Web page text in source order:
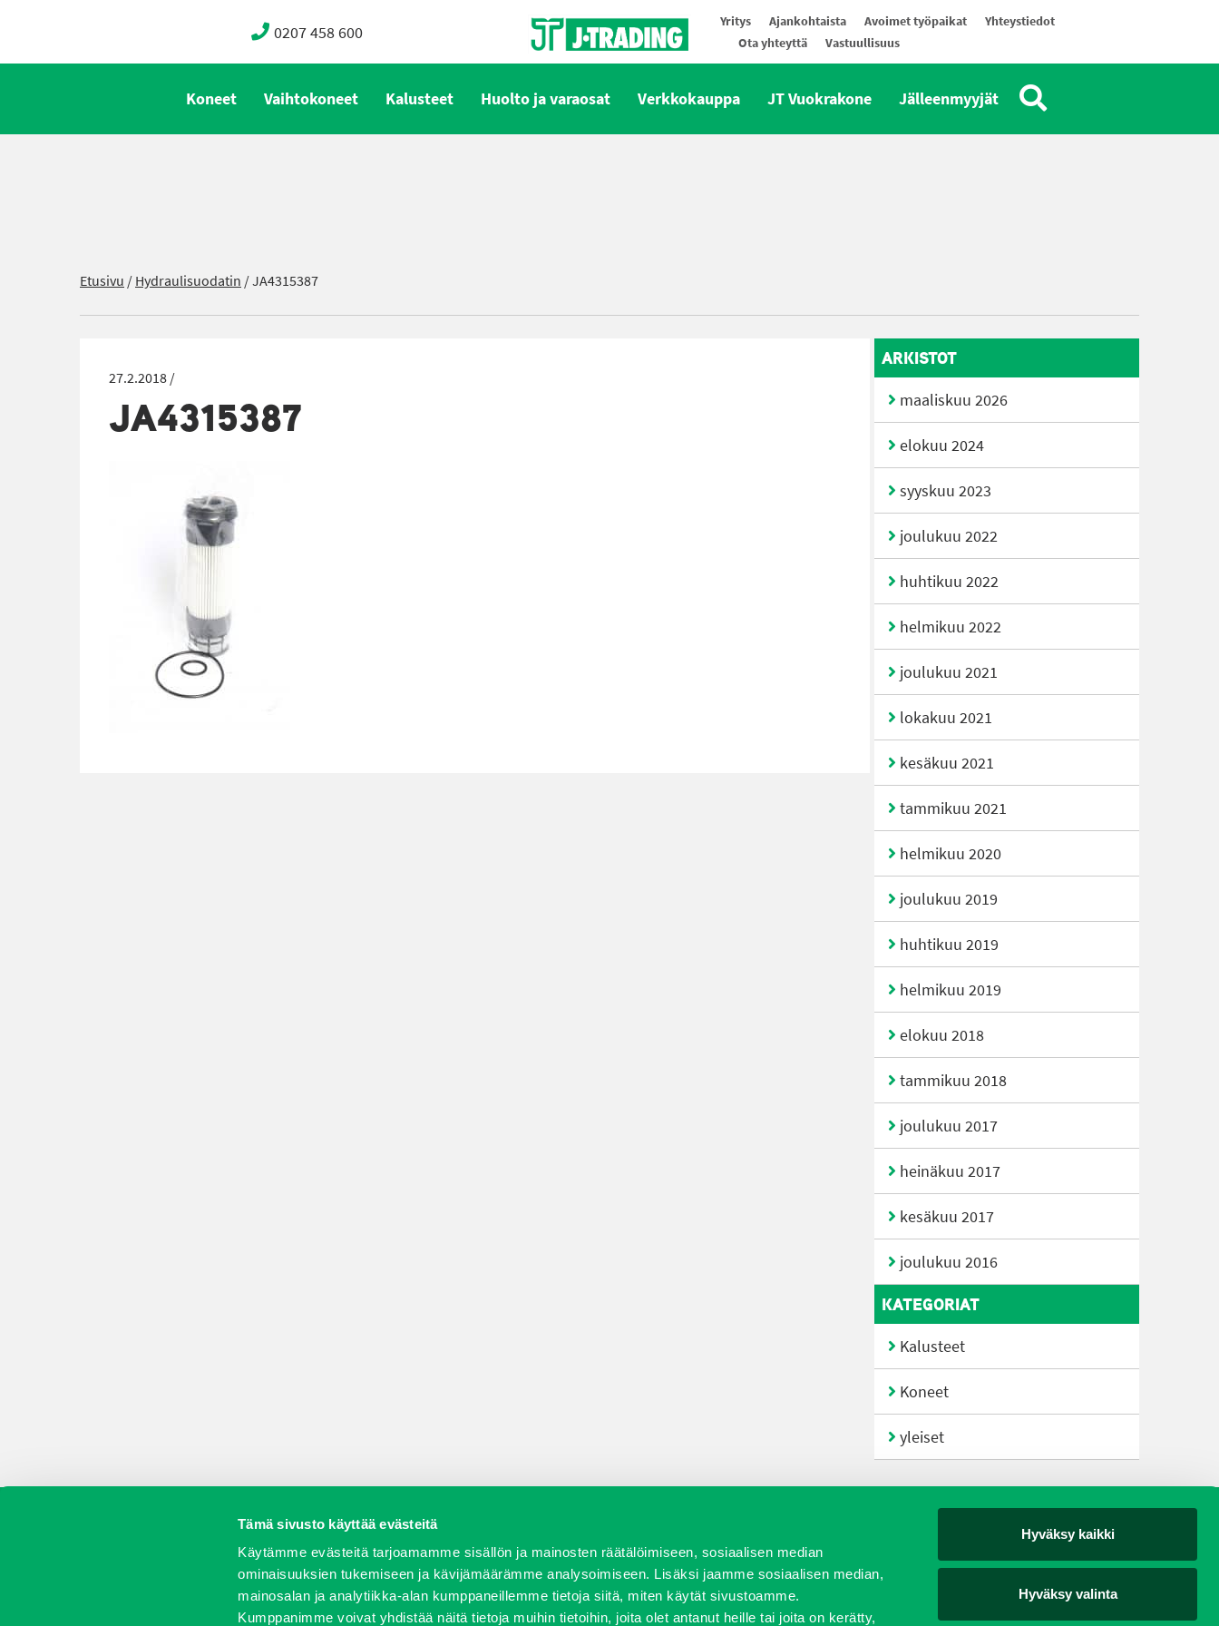
Tämä sivusto käyttää evästeitä
Käytämme evästeitä tarjoamamme sisällön ja mainosten räätälöimiseen, sosiaalisen median
ominaisuuksien tukemiseen ja kävijämäärämme analysoimiseen. Lisäksi jaamme sosiaalisen median,
mainosalan ja analytiikka-alan kumppaneillemme tietoja siitä, miten käytät sivustoamme.
Kumppanimme voivat yhdistää näitä tietoja muihin tietoihin, joita olet antanut heille tai joita on kerätty,
Hyväksy kaikki
Hyväksy valinta
0207 458 600 Yritys Ajankohtaista Avoimet työpaikat
Yhteystiedot
Ota yhteyttä
Vastuullisuus
Koneet Vaihtokoneet Kalusteet Huolto ja varaosat Verkkokauppa JT Vuokrakone Jälleenmyyjät
Etusivu /Hydraulisuodatin /JA4315387
27.2.2018 /
JA4315387
ARKISTOT
maaliskuu 2026
elokuu 2024
syyskuu 2023
joulukuu 2022
huhtikuu 2022
helmikuu 2022
joulukuu 2021
lokakuu 2021
kesäkuu 2021
tammikuu 2021
helmikuu 2020
joulukuu 2019
huhtikuu 2019
helmikuu 2019
elokuu 2018
tammikuu 2018
joulukuu 2017
heinäkuu 2017
kesäkuu 2017
joulukuu 2016
KATEGORIAT
Kalusteet
Koneet
yleiset
Vaihtokoneet Kalusteet Huolto ja varaosat Verkkokauppa JT Vuokrakone Jälleenmyyjät